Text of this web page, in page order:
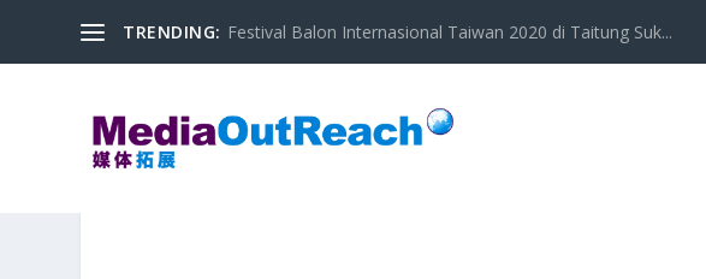
TRENDING: Festival Balon Internasional Taiwan 2020 di Taitung Suk...